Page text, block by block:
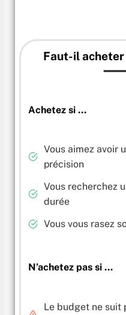
Faut-il acheter
Achetez si …
Vous aimez avoir
précision
Vous recherchez
durée
Vous vous rasez
N’achetez pas si …
Le budget ne suit